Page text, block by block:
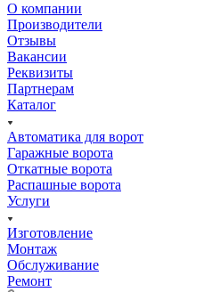
О компании
Производители
Отзывы
Вакансии
Реквизиты
Партнерам
Каталог
Автоматика для ворот
Гаражные ворота
Откатные ворота
Распашные ворота
Услуги
Изготовление
Монтаж
Обслуживание
Ремонт